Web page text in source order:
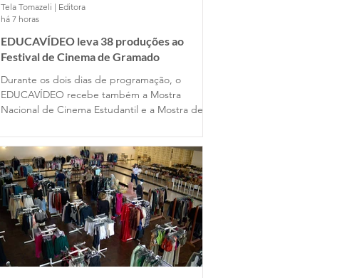
EDUCAVÍDEO leva 38 produções ao
Festival de Cinema de Gramado
Durante os dois dias de programação, o
EDUCAVÍDEO recebe também a Mostra
Nacional de Cinema Estudantil e a Mostra de
diferentes estados do país ao lado dos
trabalhos dos alunos gramadenses.
Tela Tomazeli | Editora
há 7 horas